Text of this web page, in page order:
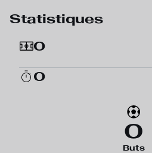
Statistiques
0
0
0
Buts